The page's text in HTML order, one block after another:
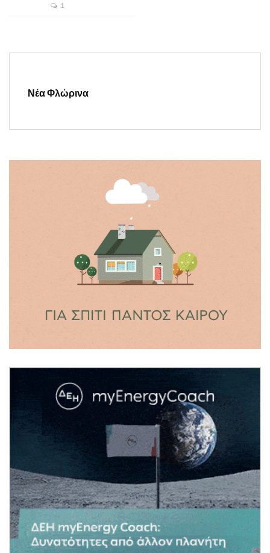
1
Νέα Φλώρινα